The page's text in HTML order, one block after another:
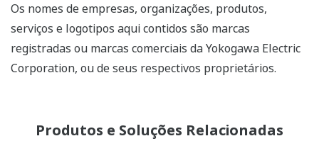
Os nomes de empresas, organizações, produtos,
serviços e logotipos aqui contidos são marcas
registradas ou marcas comerciais da Yokogawa Electric
Corporation, ou de seus respectivos proprietários.
Produtos e Soluções Relacionadas